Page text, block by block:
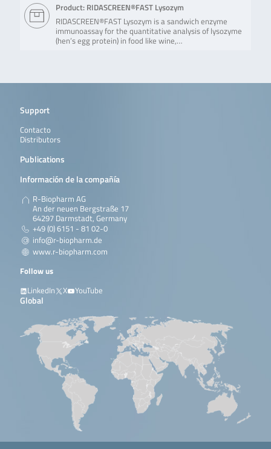
Product: RIDASCREEN®FAST Lysozym
RIDASCREEN®FAST Lysozym is a sandwich enzyme
immunoassay for the quantitative analysis of lysozyme
(hen’s egg protein) in food like wine,…
Support
Contacto
Distributors
Publications
Información de la compañía
R-Biopharm AG
An der neuen Bergstraße 17
64297 Darmstadt, Germany
+49 (0) 6151 - 81 02-0
info@r-biopharm.de
www.r-biopharm.com
Follow us
LinkedIn
X YouTube
Global